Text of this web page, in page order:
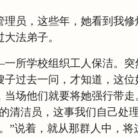
员，这些年，她看到我修
法弟子。
所学校组织工人保洁。突
过去一问，才知道，这
场他们就要将她强行带
清洁员，这事我们自己处
”说着，就从那群人中，将